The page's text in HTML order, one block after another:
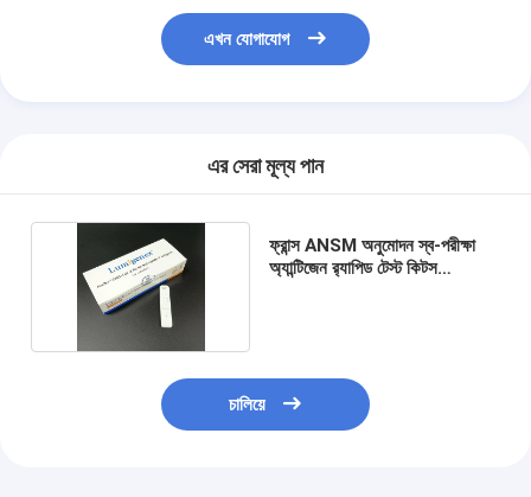
এখন যোগাযোগ
এর সেরা মূল্য পান
ফ্রান্স ANSM অনুমোদন স্ব-পরীক্ষা
অ্যান্টিজেন র‌্যাপিড টেস্ট কিটস
চালিয়ে